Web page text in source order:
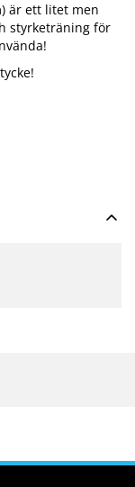
är ett litet men
styrketräning för